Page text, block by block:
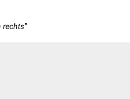
rechts"